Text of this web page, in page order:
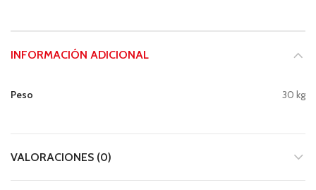
INFORMACIÓN ADICIONAL
Peso 30 kg
VALORACIONES (0)